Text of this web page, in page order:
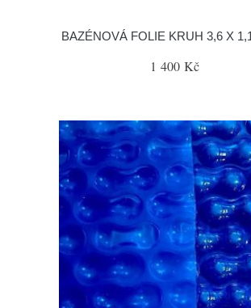
BAZÉNOVÁ FOLIE KRUH 3,6 X
1 400 Kč